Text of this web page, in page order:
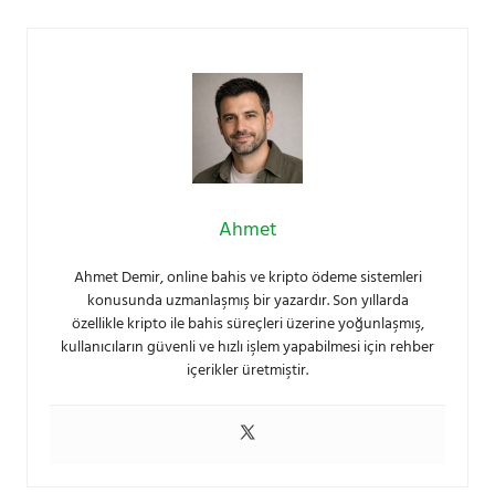
Ahmet
Ahmet Demir, online bahis ve kripto ödeme sistemleri
konusunda uzmanlaşmış bir yazardır. Son yıllarda
özellikle kripto ile bahis süreçleri üzerine yoğunlaşmış,
kullanıcıların güvenli ve hızlı işlem yapabilmesi için rehber
içerikler üretmiştir.